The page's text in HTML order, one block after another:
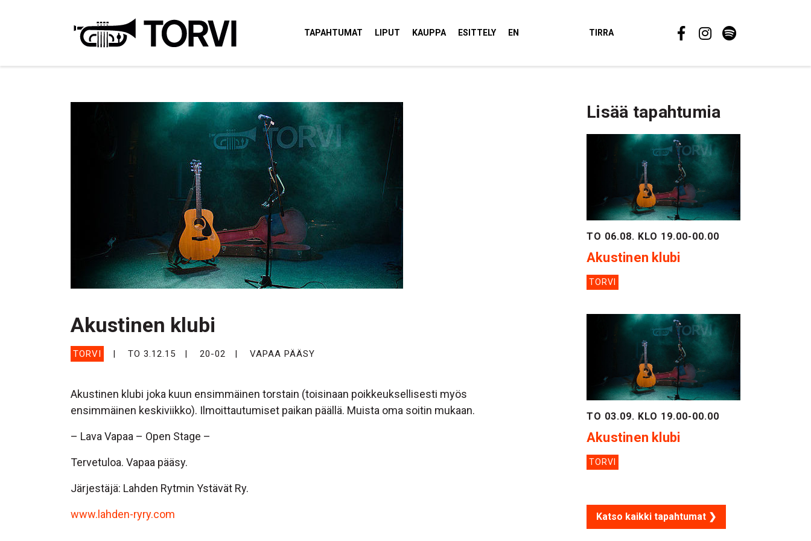
TAPAHTUMAT LIPUT KAUPPA ESITTELY EN TIRRA
Akustinen klubi
TORVI TO 3.12.15 20-02 VAPAA PÄÄSY
Akustinen klubi joka kuun ensimmäinen torstain (toisinaan poikkeuksellisesti myös
ensimmäinen keskiviikko). Ilmoittautumiset paikan päällä. Muista oma soitin mukaan.
– Lava Vapaa – Open Stage –
Tervetuloa. Vapaa pääsy.
Järjestäjä: Lahden Rytmin Ystävät Ry.
www.lahden-ryry.com
Lisää tapahtumia
TO 06.08. KLO 19.00-00.00
Akustinen klubi
TORVI
TO 03.09. KLO 19.00-00.00
Akustinen klubi
TORVI
Katso kaikki tapahtumat ❯